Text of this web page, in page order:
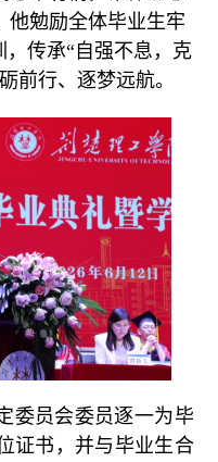
他勉励全体毕业生牢
，传承“自强不息，克
前行、逐梦远航。
委员会委员逐一为毕
证书，并与毕业生合